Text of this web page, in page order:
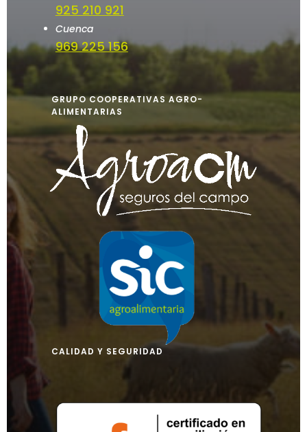
925 210 921
Cuenca
969 225 156
GRUPO COOPERATIVAS AGRO-
ALIMENTARIAS
CALIDAD Y SEGURIDAD